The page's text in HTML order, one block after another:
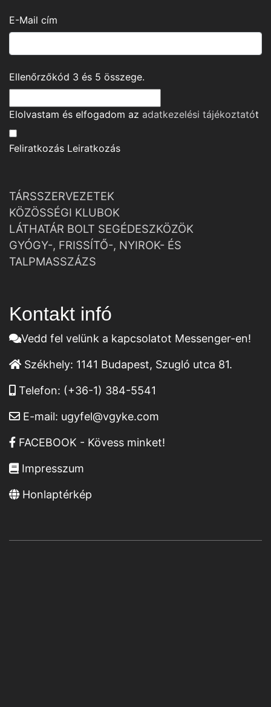
E-Mail cím
Ellenőrzőkód 3 és 5 összege.
Elolvastam és elfogadom az adatkezelési tájékoztatót
Feliratkozás Leiratkozás
TÁRSSZERVEZETEK
KÖZÖSSÉGI KLUBOK
LÁTHATÁR BOLT SEGÉDESZKÖZÖK
GYÓGY-, FRISSÍTŐ-, NYIROK- ÉS
TALPMASSZÁZS
Kontakt infó
Vedd fel velünk a kapcsolatot Messenger-en!
Székhely: 1141 Budapest, Szugló utca 81.
Telefon: (+36-1) 384-5541
E-mail: ugyfel@vgyke.com
FACEBOOK - Kövess minket!
Impresszum
Honlaptérkép